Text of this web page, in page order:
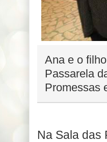
Ana e o
Passarela
Promessas
Na Sala das